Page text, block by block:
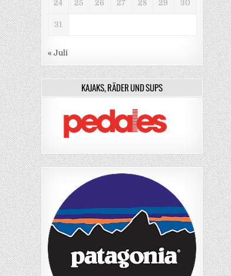
24 25 26 27 28 29 30
31
« Juli
KAJAKS, RÄDER UND SUPS